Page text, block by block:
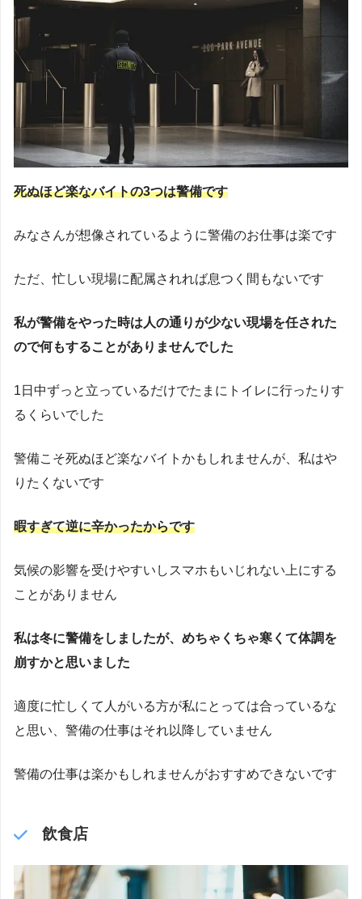
死ぬほど楽なバイトの3つは警備です
みなさんが想像されているように警備のお仕事は楽です
ただ、忙しい現場に配属されれば息つく間もないです
私が警備をやった時は人の通りが少ない現場を任された
ので何もすることがありませんでした
1日中ずっと立っているだけでたまにトイレに行ったりす
るくらいでした
警備こそ死ぬほど楽なバイトかもしれませんが、私はや
りたくないです
暇すぎて逆に辛かったからです
気候の影響を受けやすいしスマホもいじれない上にする
ことがありません
私は冬に警備をしましたが、めちゃくちゃ寒くて体調を
崩すかと思いました
適度に忙しくて人がいる方が私にとっては合っているな
と思い、警備の仕事はそれ以降していません
警備の仕事は楽かもしれませんがおすすめできないです
飲食店